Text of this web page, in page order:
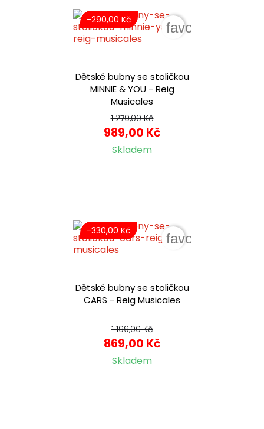
Dětské bubny se stoličkou
MINNIE & YOU - Reig
Musicales
1 279,00 Kč
989,00 Kč
Skladem
-290,00 Kč
favorite_border
Dětské bubny se stoličkou
CARS - Reig Musicales
1 199,00 Kč
869,00 Kč
Skladem
-330,00 Kč
favorite_border